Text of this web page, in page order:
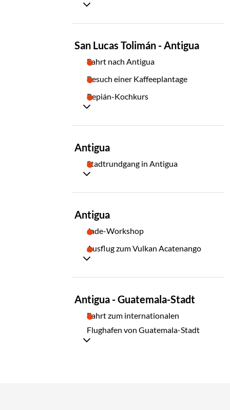
San Lucas Tolimán - Antigua
Fahrt nach Antigua
Besuch einer Kaffeeplantage
Pepián-Kochkurs
Antigua
Stadtrundgang in Antigua
Antigua
Jade-Workshop
Ausflug zum Vulkan Acatenango
Antigua - Guatemala-Stadt
Fahrt zum internationalen
Flughafen von Guatemala-Stadt